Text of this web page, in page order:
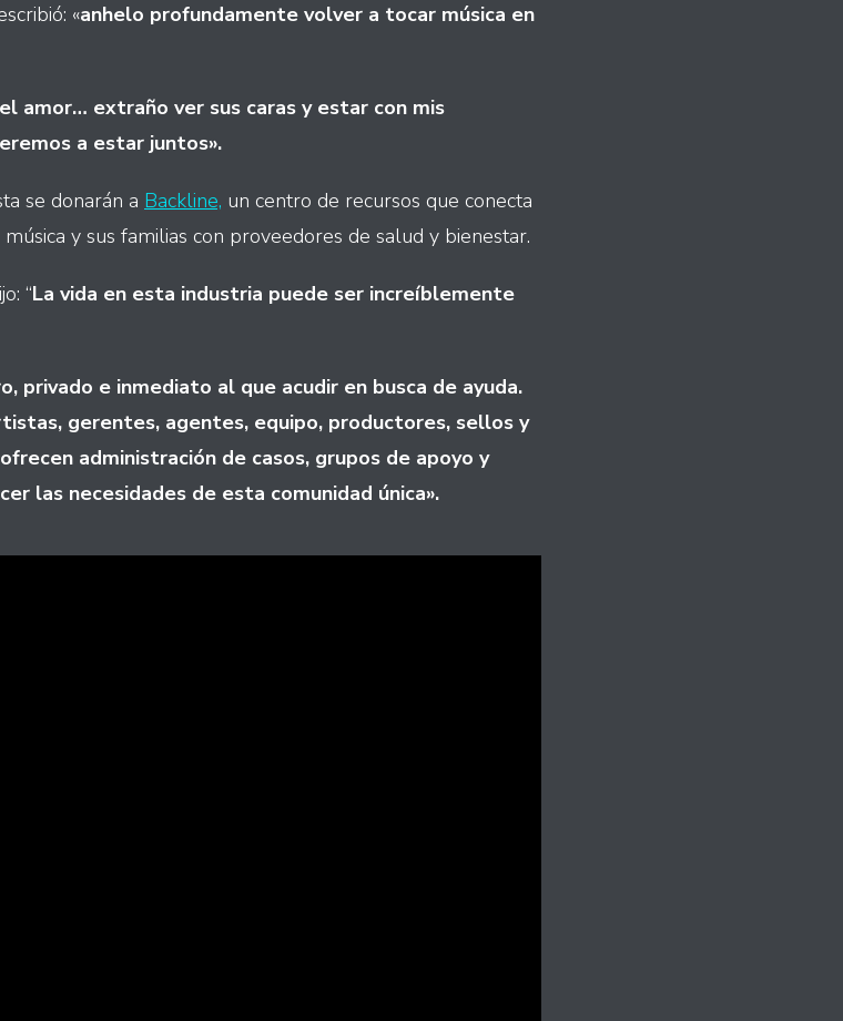
«anhelo profundamente volver a tocar música en
amor… extraño ver sus caras y estar con mis
a estar juntos».
se donarán a Backline, un centro de recursos que conecta
y sus familias con proveedores de salud y bienestar.
“La vida en esta industria puede ser increíblemente
privado e inmediato al que acudir en busca de ayuda.
gerentes, agentes, equipo, productores, sellos y
administración de casos, grupos de apoyo y
las necesidades de esta comunidad única».